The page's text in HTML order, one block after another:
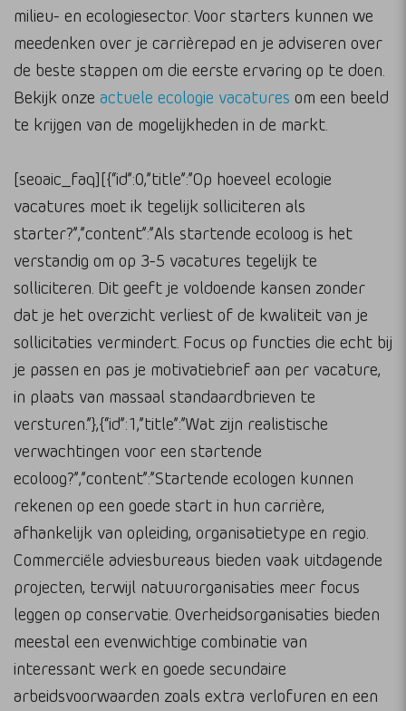
milieu- en ecologiesector. Voor starters kunnen we
meedenken over je carrièrepad en je adviseren over
de beste stappen om die eerste ervaring op te doen.
Bekijk onze actuele ecologie vacatures om een beeld
te krijgen van de mogelijkheden in de markt.
[seoaic_faq][{“id”:0,”title”:”Op hoeveel ecologie
vacatures moet ik tegelijk solliciteren als
starter?”,”content”:”Als startende ecoloog is het
verstandig om op 3-5 vacatures tegelijk te
solliciteren. Dit geeft je voldoende kansen zonder
dat je het overzicht verliest of de kwaliteit van je
sollicitaties vermindert. Focus op functies die echt bij
je passen en pas je motivatiebrief aan per vacature,
in plaats van massaal standaardbrieven te
versturen.”},{“id”:1,”title”:”Wat zijn realistische
verwachtingen voor een startende
ecoloog?”,”content”:”Startende ecologen kunnen
rekenen op een goede start in hun carrière,
afhankelijk van opleiding, organisatietype en regio.
Commerciële adviesbureaus bieden vaak uitdagende
projecten, terwijl natuurorganisaties meer focus
leggen op conservatie. Overheidsorganisaties bieden
meestal een evenwichtige combinatie van
interessant werk en goede secundaire
arbeidsvoorwaarden zoals extra verlofuren en een